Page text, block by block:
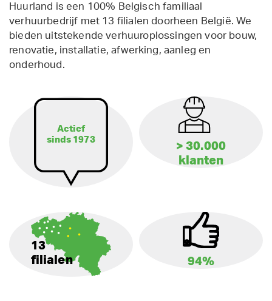
Huurland is een 100% Belgisch familiaal
verhuurbedrijf met 13 filialen doorheen België. We
bieden uitstekende verhuuroplossingen voor bouw,
renovatie, installatie, afwerking, aanleg en
onderhoud.
Actief
sinds 1973
> 30.000
klanten
13
filialen
94%